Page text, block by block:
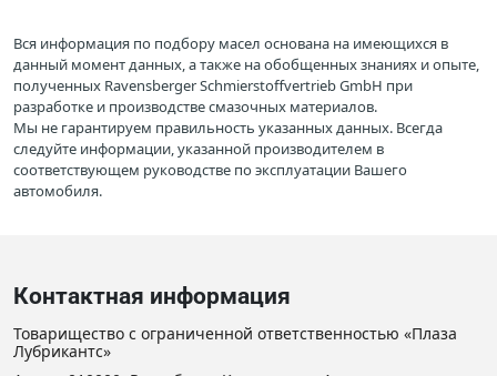
Вся информация по подбору масел основана на имеющихся в
данный момент данных, а также на обобщенных знаниях и опыте,
полученных Ravensberger Schmierstoffvertrieb GmbH при
разработке и производстве смазочных материалов.
Мы не гарантируем правильность указанных данных. Всегда
следуйте информации, указанной производителем в
соответствующем руководстве по эксплуатации Вашего
автомобиля.
Контактная информация
Товарищество с ограниченной ответственностью «Плаза
Лубрикантс»